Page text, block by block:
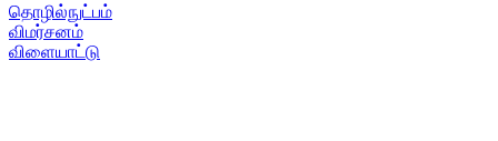
தொழில்நுட்பம்
விமர்சனம்
விளையாட்டு